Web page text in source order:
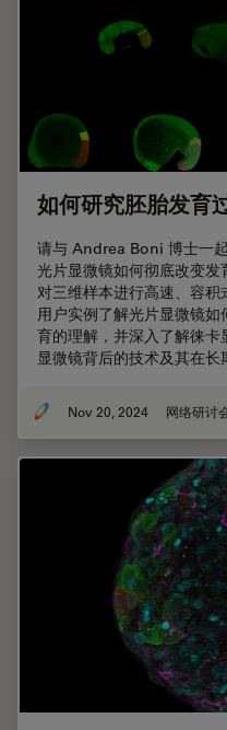
如何研究胚胎发育
请与 Andrea Boni 博士一
光片显微镜如何彻底改变
对三维样本进行高速、容
用户实例了解光片显微镜
育的理解，并深入了解徕
显微镜背后的技术及其在长
Nov 20, 2024 网络研讨